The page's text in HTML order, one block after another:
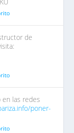
de
las redes
poner-